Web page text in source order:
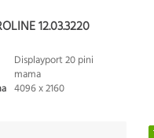
12.03.3220
Displayport 20 pini
mama
4096 x 2160